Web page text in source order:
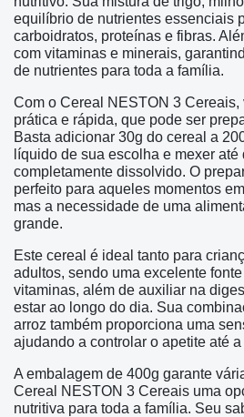
equilíbrio de nutrientes essenciais
carboidratos, proteínas e fibras.
com vitaminas e minerais,
de nutrientes para toda a família.
Com o Cereal NESTON 3 Cereais,
prática e rápida, que pode ser
Basta adicionar 30g do cereal a
líquido de sua escolha e mexer
completamente dissolvido. O
perfeito para aqueles momentos
mas a necessidade de uma
grande.
Este cereal é ideal tanto para
adultos, sendo uma excelente
vitaminas, além de auxiliar na
estar ao longo do dia. Sua
arroz também proporciona uma
ajudando a controlar o apetite até
A embalagem de 400g garante
Cereal NESTON 3 Cereais uma
nutritiva para toda a família. Seu